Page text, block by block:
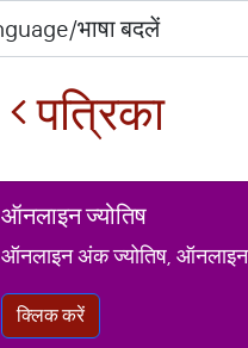
पत्रिका
ऑनलाइन ज्योतिष
ऑनलाइन अंक ज्योतिष, ऑनलाइन
क्लिक करें